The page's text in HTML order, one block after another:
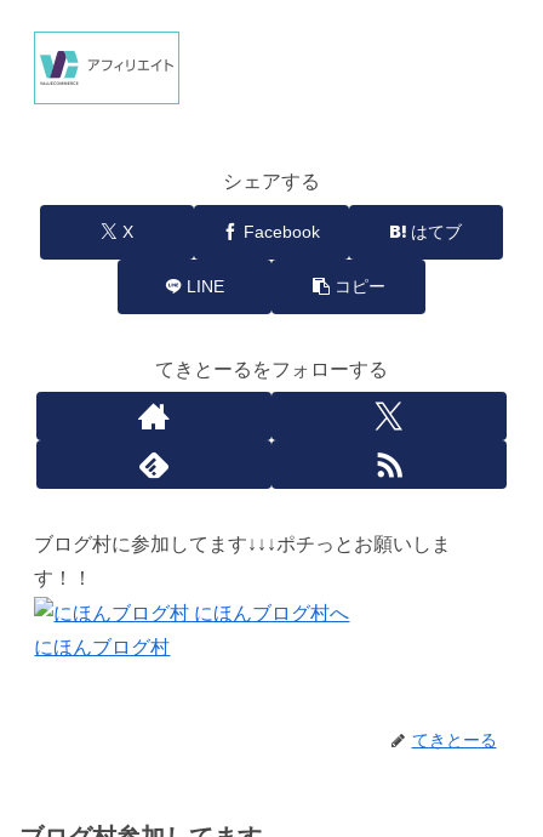
シェアする
X Facebook はてブ
LINE コピー
てきとーるをフォローする
ブログ村に参加してます↓↓↓ポチっとお願いしま
す！！
にほんブログ村
てきとーる